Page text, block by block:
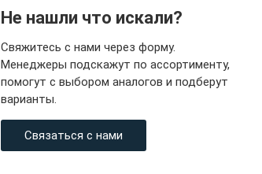
Не нашли что искали?
Свяжитесь с нами через форму.
Менеджеры подскажут по ассортименту,
помогут с выбором аналогов и подберут
варианты.
Связаться с нами